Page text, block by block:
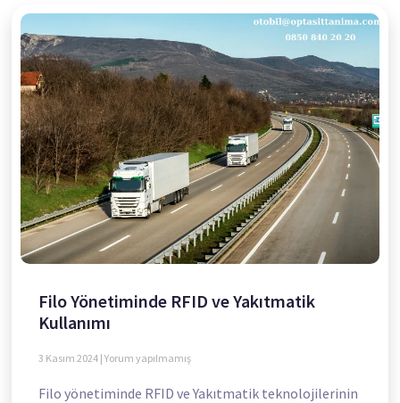
Filo Yönetiminde RFID ve Yakıtmatik
Kullanımı
3 Kasım 2024 Yorum yapılmamış
Filo yönetiminde RFID ve Yakıtmatik teknolojilerinin